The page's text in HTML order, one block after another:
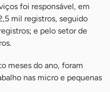
foi responsável, em
mil registros, seguido
e pelo setor de
meses do ano, foram
nas micro e pequenas